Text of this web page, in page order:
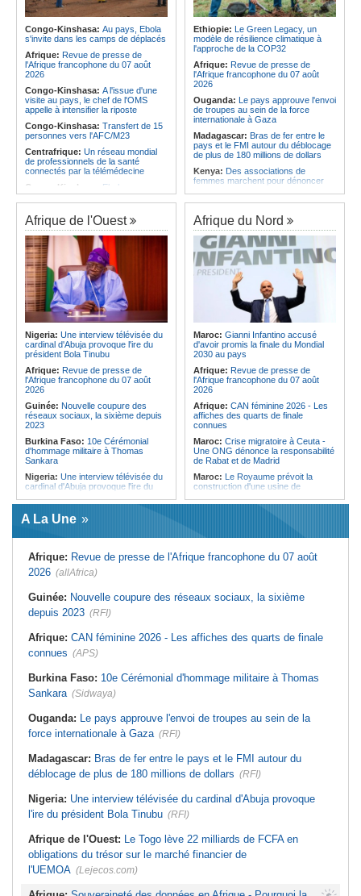
Afrique:AfroBasket U18 (F) - Le
Sénégal craque au 3e quart-temps
et s'incline face à la Tunisie (44-43)
Afrique du Nord:Santé - La
Tunisie troisième pays arabe et 49e
au monde
Angola:La nouvelle loi renforce la
protection des institutions contre les
cyberattaques, selon Mário Oliveira
Angola:Le pays criminalise la
diffusion de fausses informations
sur Internet
Congo-Kinshasa: Au pays, Ebola
s'invite dans les camps de déplacés
Afrique: Revue de presse de
l'Afrique francophone du 07 août
2026
Congo-Kinshasa: A l'issue d'une
visite au pays, le chef de l'OMS
appelle à intensifier la riposte
Congo-Kinshasa: Transfert de 15
personnes vers l'AFC/M23
Centrafrique: Un réseau mondial
de professionnels de la santé
connectés par la télémédecine
Congo-Kinshasa: Ebola au pays -
Africa CDC mise sur les
communautés
Afrique Centrale:L'explosion de la
demande de viande de brousse
extermine la faune sauvage
Congo-Kinshasa:Après l'accord
avec une branche des FDLR, les
zones d'ombre persistent
Centrafrique: Un gendarme détenu
par le groupe armé AAKG retrouve
la liberté
Rome et Kigali discutent
d'une possible externalisation au
pays des procédures d'asile à
destination de l'Italie
Ethiopie: Le Green Legacy, un
modèle de résilience climatique à
l'approche de la COP32
Afrique: Revue de presse de
l'Afrique francophone du 07 août
2026
Ouganda: Le pays approuve l'envoi
de troupes au sein de la force
internationale à Gaza
Madagascar: Bras de fer entre le
pays et le FMI autour du déblocage
de plus de 180 millions de dollars
Kenya: Des associations de
femmes marchent pour dénoncer
Afrique:La CEA renforce les
capacités des parlementaires de
l'Afrique de l'Est
Congo-Kinshasa:
Après l'accord
avec une branche des FDLR, les
zones d'ombre persistent
Sud-Soudan:
Le pays à la croisée
des chemins, alerte l'ONU
Rwanda:Rome et Kigali discutent
d'une possible externalisation au
pays des procédures d'asile à
destination de l'Italie
Somalie:Le camp de Galkayo
frappé par une violente attaque des
Forces du Puntland
Afrique de l'Ouest
Nigeria: Une interview télévisée du
cardinal d'Abuja provoque l'ire du
président Bola Tinubu
Afrique: Revue de presse de
l'Afrique francophone du 07 août
2026
Guinée: Nouvelle coupure des
réseaux sociaux, la sixième depuis
2023
Burkina Faso: 10e Cérémonial
d'hommage militaire à Thomas
Sankara
Nigeria: Une interview télévisée du
cardinal d'Abuja provoque l'ire du
Afrique de l'Ouest:
22 milliards de FCFA en obligations
l'UEMOA
Cote d'Ivoire:Le retour du tambour
parleur «Djidji Ayôkwé» prend une
dimension politique
Guinée:
Le président dissipe les
doutes concernant son état de
santé dans un message publié sur X
l'assurance pour tous - Le pacte de
- Les retards du calendrier
alimentent les soupçons d'un report
Afrique du Nord
Maroc: Gianni Infantino accusé
d'avoir promis la finale du Mondial
2030 au pays
Afrique: Revue de presse de
l'Afrique francophone du 07 août
2026
Afrique: CAN féminine 2026 - Les
affiches des quarts de finale
connues
Maroc: Crise migratoire à Ceuta -
Une ONG dénonce la responsabilité
de Rabat et de Madrid
Maroc: Le Royaume prévoit la
construction d'une usine de
déchets à Casablanca
agents de sécurité, selon des
associations
Maroc:Au-délà du communiqué -
de Sebta
Tunisie: Basket - Eliminatoires
A La Une
Afrique: Revue de presse de l'Afrique francophone du 07 août
2026 (allAfrica)
Guinée: Nouvelle coupure des réseaux sociaux, la sixième
depuis 2023 (RFI)
Afrique: CAN féminine 2026 - Les affiches des quarts de finale
connues (APS)
Burkina Faso: 10e Cérémonial d'hommage militaire à Thomas
Sankara (Sidwaya)
Ouganda: Le pays approuve l'envoi de troupes au sein de la
force internationale à Gaza (RFI)
Madagascar: Bras de fer entre le pays et le FMI autour du
déblocage de plus de 180 millions de dollars (RFI)
Nigeria: Une interview télévisée du cardinal d'Abuja provoque
l'ire du président Bola Tinubu (RFI)
Afrique de l'Ouest: Le Togo lève 22 milliards de FCFA en
obligations du trésor sur le marché financier de
l'UEMOA (Lejecos.com)